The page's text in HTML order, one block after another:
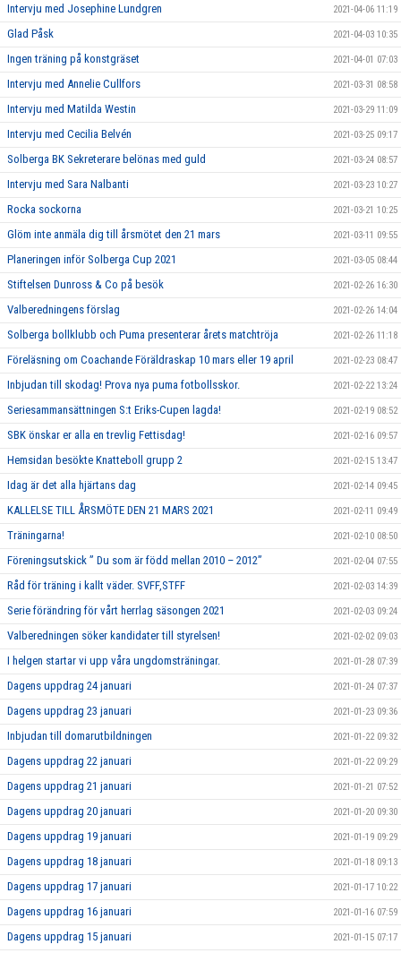
Intervju med Josephine Lundgren 2021-04-06 11:19
Glad Påsk 2021-04-03 10:35
Ingen träning på konstgräset 2021-04-01 07:03
Intervju med Annelie Cullfors 2021-03-31 08:58
Intervju med Matilda Westin 2021-03-29 11:09
Intervju med Cecilia Belvén 2021-03-25 09:17
Solberga BK Sekreterare belönas med guld 2021-03-24 08:57
Intervju med Sara Nalbanti 2021-03-23 10:27
Rocka sockorna 2021-03-21 10:25
Glöm inte anmäla dig till årsmötet den 21 mars 2021-03-11 09:55
Planeringen inför Solberga Cup 2021 2021-03-05 08:44
Stiftelsen Dunross & Co på besök 2021-02-26 16:30
Valberedningens förslag 2021-02-26 14:04
Solberga bollklubb och Puma presenterar årets matchtröja 2021-02-26 11:18
Föreläsning om Coachande Föräldraskap 10 mars eller 19 april 2021-02-23 08:47
Inbjudan till skodag! Prova nya puma fotbollsskor. 2021-02-22 13:24
Seriesammansättningen S:t Eriks-Cupen lagda! 2021-02-19 08:52
SBK önskar er alla en trevlig Fettisdag! 2021-02-16 09:57
Hemsidan besökte Knatteboll grupp 2 2021-02-15 13:47
Idag är det alla hjärtans dag 2021-02-14 09:45
KALLELSE TILL ÅRSMÖTE DEN 21 MARS 2021 2021-02-11 09:49
Träningarna! 2021-02-10 08:50
Föreningsutskick ” Du som är född mellan 2010 – 2012” 2021-02-04 07:55
Råd för träning i kallt väder. SVFF,STFF 2021-02-03 14:39
Serie förändring för vårt herrlag säsongen 2021 2021-02-03 09:24
Valberedningen söker kandidater till styrelsen! 2021-02-02 09:03
I helgen startar vi upp våra ungdomsträningar. 2021-01-28 07:39
Dagens uppdrag 24 januari 2021-01-24 07:37
Dagens uppdrag 23 januari 2021-01-23 09:36
Inbjudan till domarutbildningen 2021-01-22 09:32
Dagens uppdrag 22 januari 2021-01-22 09:29
Dagens uppdrag 21 januari 2021-01-21 07:52
Dagens uppdrag 20 januari 2021-01-20 09:30
Dagens uppdrag 19 januari 2021-01-19 09:29
Dagens uppdrag 18 januari 2021-01-18 09:13
Dagens uppdrag 17 januari 2021-01-17 10:22
Dagens uppdrag 16 januari 2021-01-16 07:59
Dagens uppdrag 15 januari 2021-01-15 07:17